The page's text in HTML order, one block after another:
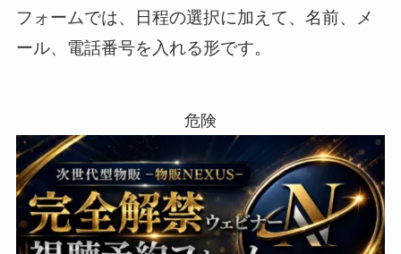
フォームでは、日程の選択に加えて、名前、メ
ール、電話番号を入れる形です。